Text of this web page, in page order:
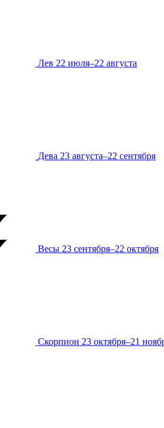
Лев 22 июля–22 августа
Дева 23 августа–22 сентября
Весы 23 сентября–22 октября
Скорпион 23 октября–21